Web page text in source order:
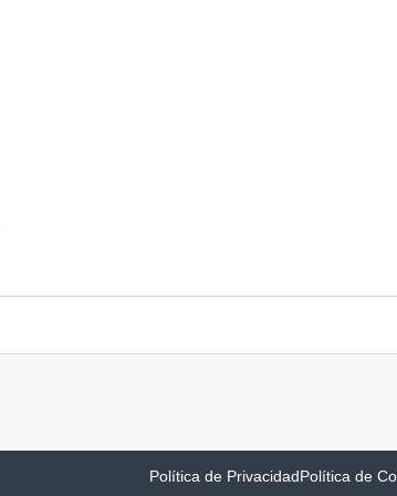
Política de PrivacidadPolítica de